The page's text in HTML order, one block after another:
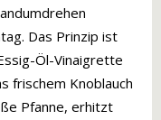
Das Prinzip ist
Öl-Vinaigrette
frischem Knoblauch
Pfanne, erhitzt